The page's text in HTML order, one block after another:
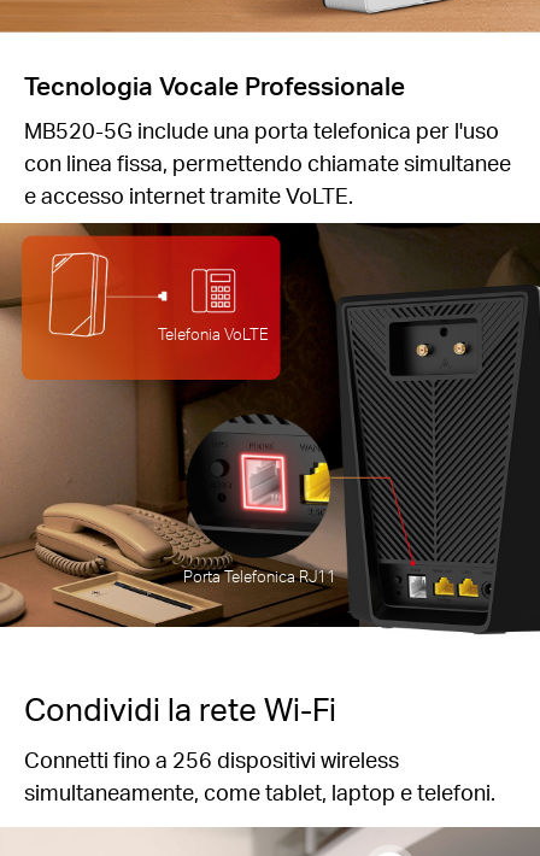
Tecnologia Vocale Professionale
MB520-5G include una porta telefonica per l'uso
con linea fissa, permettendo chiamate simultanee
e accesso internet tramite VoLTE.
Telefonia VoLTE
Porta Telefonica RJ11
Condividi la rete Wi-Fi
Connetti fino a 256 dispositivi wireless
simultaneamente, come tablet, laptop e telefoni.